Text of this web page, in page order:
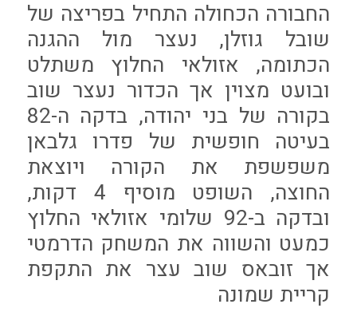
החבורה הכחולה התחיל בפריצה של
שובל גוזלן, נעצר מול ההגנה
הכתומה, אזולאי החלוץ משתלט
ובועט מצוין אך הכדור נעצר שוב
בקורה של בני יהודה, בדקה ה-82
בעיטה חופשית של פדרו גלבאן
משפשפת את הקורה ויוצאת
החוצה, השופט מוסיף 4 דקות,
ובדקה ב-92 שלומי אזולאי החלוץ
כמעט והשווה את המשחק הדרמטי
אך זובאס שוב עצר את התקפת
קריית שמונה